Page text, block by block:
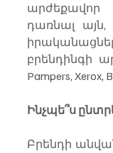
դառնալ
բրենդինգի
Pampers, Xerox,
Ինչպե՞ս
Բրենդի